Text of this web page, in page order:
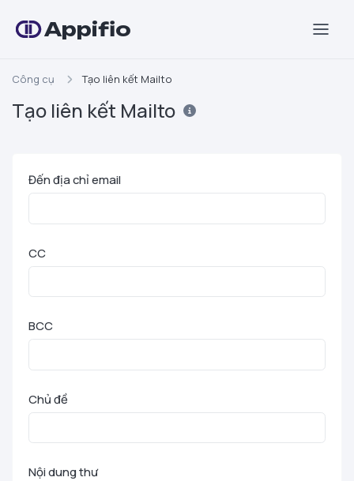
Appifio
Công cụ Tạo liên kết Mailto
Tạo liên kết Mailto
Đến địa chỉ email
CC
BCC
Chủ đề
Nội dung thư